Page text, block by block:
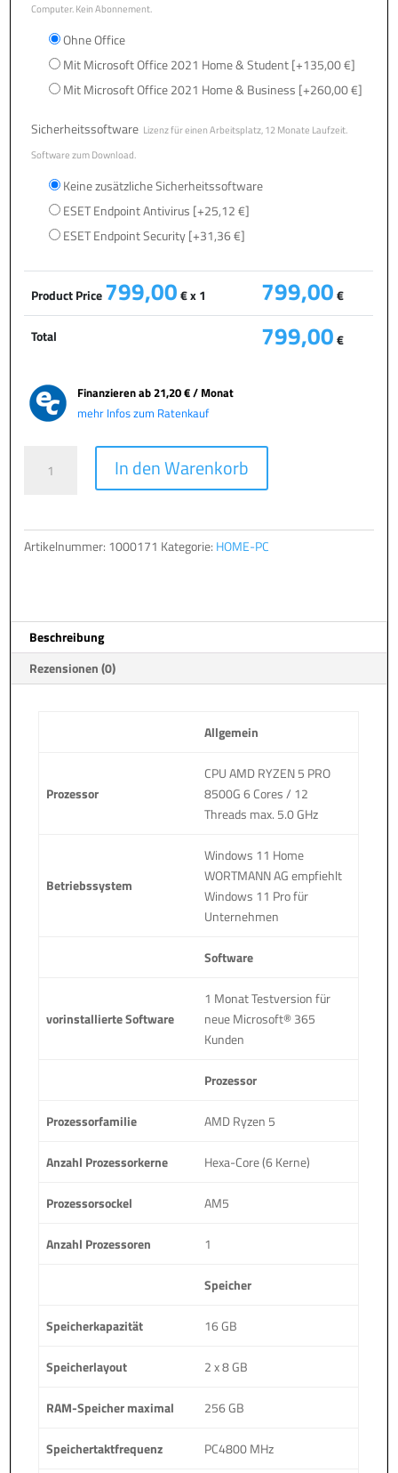
Computer. Kein Abonnement.
Ohne Office
Mit Microsoft Office 2021 Home & Student[+135,00 €]
Mit Microsoft Office 2021 Home & Business [+260,00 €]
Sicherheitssoftware Lizenz für einen Arbeitsplatz, 12 Monate Laufzeit.
Software zum Download.
Keine zusätzliche Sicherheitssoftware
ESET Endpoint Antivirus [+25,12 €]
ESET Endpoint Security[+31,36 €]
Product Price799,00€ x 1 799,00€
Total 799,00€
Finanzieren ab21,20 € / Monat
mehr Infos zum Ratenkauf
Menge
In den Warenkorb
i
:
Artikelnummer: 1000171 Kategorie: HOME-PC
Beschreibung
Rezensionen (0)
Allgemein
Prozessor
CPU AMD RYZEN 5 PRO
8500G 6 Cores / 12
Threads max. 5.0 GHz
Betriebssystem
Windows 11 Home
WORTMANN AG empfiehlt
Windows 11 Pro für
Unternehmen
Software
vorinstallierte Software
1 Monat Testversion für
neue Microsoft® 365
Kunden
Prozessor
Prozessorfamilie AMD Ryzen 5
Anzahl Prozessorkerne Hexa-Core (6 Kerne)
Prozessorsockel AM5
Anzahl Prozessoren 1
Speicher
Speicherkapazität 16 GB
Speicherlayout 2 x 8 GB
RAM-Speicher maximal 256 GB
Speichertaktfrequenz PC4800 MHz